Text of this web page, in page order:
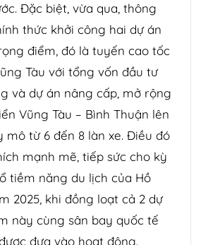
Đặc biệt, vừa qua, thông
thức khởi công hai dự án
điểm, đó là tuyến cao tốc
Tàu với tổng vốn đầu tư
và dự án nâng cấp, mở rộng
Vũng Tàu – Bình Thuận lên
mô từ 6 đến 8 làn xe. Điều đó
mạnh mẽ, tiếp sức cho kỳ
tiềm năng du lịch của Hồ
2025, khi đồng loạt cả 2 dự
này cùng sân bay quốc tế
đưa vào hoạt động.